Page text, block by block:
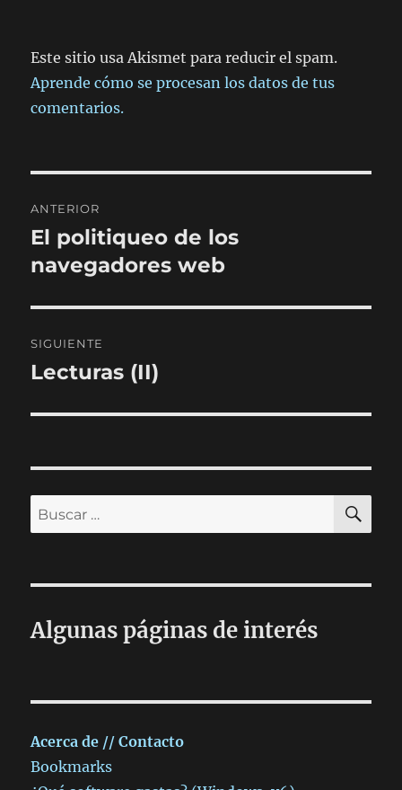
Este sitio usa Akismet para reducir el spam.
Aprende cómo se procesan los datos de tus
comentarios.
de
entradas
ANTERIOR
Entrada
anterior:
El politiqueo de los
navegadores web
SIGUIENTE
Entrada
Lecturas (II)
Buscar
por:
Algunas páginas de interés
Acerca de // Contacto
Bookmarks